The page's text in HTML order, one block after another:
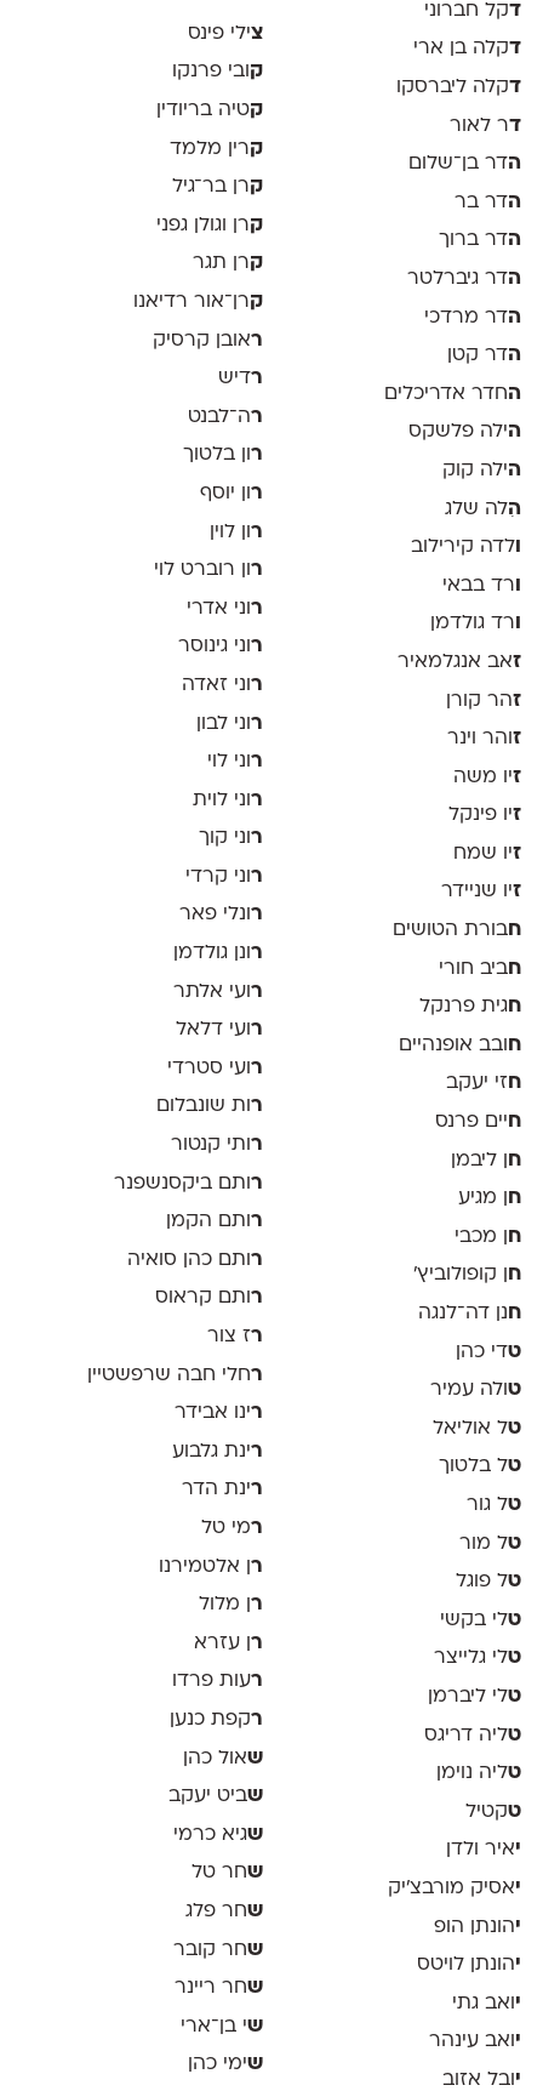
דקל חברוני
דקלה בן ארי
דקלה ליברסקו
דר לאור
הדר בן־שלום
הדר בר
הדר ברוך
הדר גיברלטר
הדר מרדכי
הדר קטן
החדר אדריכלים
הילה פלשקס
הילה קוק
הִלה שלג
לדה קירילוב
רד בבאי
ורד גולדמן
זאב אנגלמאיר
זהר קורן
זוהר וינר
זיו משה
זיו פינקל
זיו שמח
זיו שניידר
חבורת הטושים
חביב חורי
חגית פרנקל
ח ובב אופנהיים
חזי יעקב
ח יים פרנס
ח
ן ליבמן
ח ן מגיע
ח
ן מכבי
ח ן קופולוביץ'
ח נן דה־לנגה
טדי כהן
טולה עמיר
טל אוליאל
טל בלטוך
טל גור
טל מור
טל פוגל
טלי בקשי
טלי גלייצר
טלי ליברמן
טליה דריגס
טליה נוימן
טקטיל
יאיר ולדן
יאסיק מורבצ'יק
יהונתן הופ
יהונתן לויטס
י ואב גתי
יואב עינהר
י ובל אזוב
צילי פינס
קובי פרנקו
קטיה בריודין
קרין מלמד
קרן בר־גיל
קרן וגולן גפני
קרן תגר
קרן־אור רדיאנו
ראובן קרסיק
רדיש
רה־לבנט
רון בלטוך
ר ון יוסף
רון לוין
ר ון רוברט לוי
ר וני אדרי
רוני גינוסר
ר וני זאדה
רוני לבון
ר וני לוי
ר וני לוית
רוני קוך
ר וני קרדי
רונלי פאר
ר ונן גולדמן
ר ועי אלתר
רועי דלאל
ר ועי סטרדי
רות שונבלום
ר ותי קנטור
ר ותם ביקסנשפנר
רותם הקמן
ר ותם כהן סואיה
רותם קראוס
רז צור
רחלי חבה שרפשטיין
רינו אבידר
רינת גלבוע
רינת הדר
רמי טל
רן אלטמירנו
ר ן מלול
ר ן עזרא
רעות פרדו
רקפת כנען
שאול כהן
שביט יעקב
שגיא כרמי
שחר טל
שחר פלג
שחר קובר
שחר ריינר
שי בן־ארי
שימי כהן